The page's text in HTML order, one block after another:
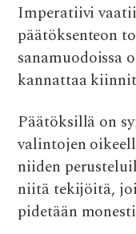
Imperatiivi
päätöksenteon
sanamuodoissa
kannattaa
Päätöksillä on
valintojen
niiden
niitä tekijöitä,
pidetään